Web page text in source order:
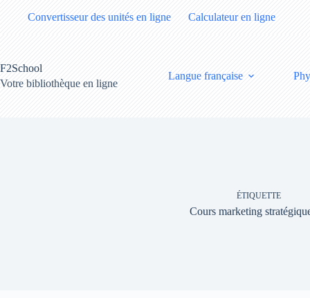
Convertisseur des unités en ligne Calculateur en ligne
F2School
Votre bibliothèque en ligne
Langue française
ÉTIQUETTE
Cours marketing